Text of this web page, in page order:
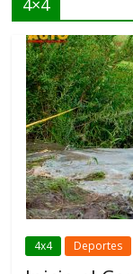
4x4 Deportes